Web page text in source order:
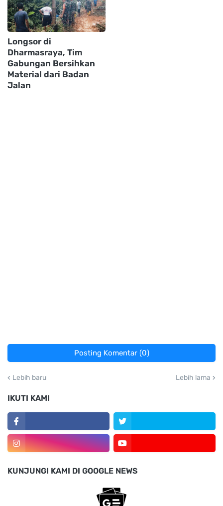
Longsor di
Dharmasraya, Tim
Gabungan Bersihkan
Material dari Badan
Jalan
Posting Komentar (0)
Lebih baru Lebih lama
IKUTI KAMI
KUNJUNGI KAMI DI GOOGLE NEWS